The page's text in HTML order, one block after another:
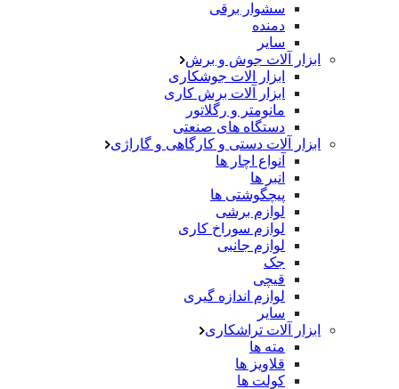
سشوار برقی
دمنده
سایر
ابزار آلات جوش و برش
ابزار الات جوشکاری
ابزار آلات برش کاری
مانومتر و رگلاتور
دستگاه های صنعتی
ابزار آلات دستی و کارگاهی و گاراژی
آنواع اچار ها
انبر ها
پیچگوشتی ها
لوازم برشی
لوازم سوراخ کاری
لوازم جانبی
جک
قیچی
لوازم اندازه گیری
سایر
ابزار آلات تراشکاری
مته ها
قلاویز ها
کولت ها